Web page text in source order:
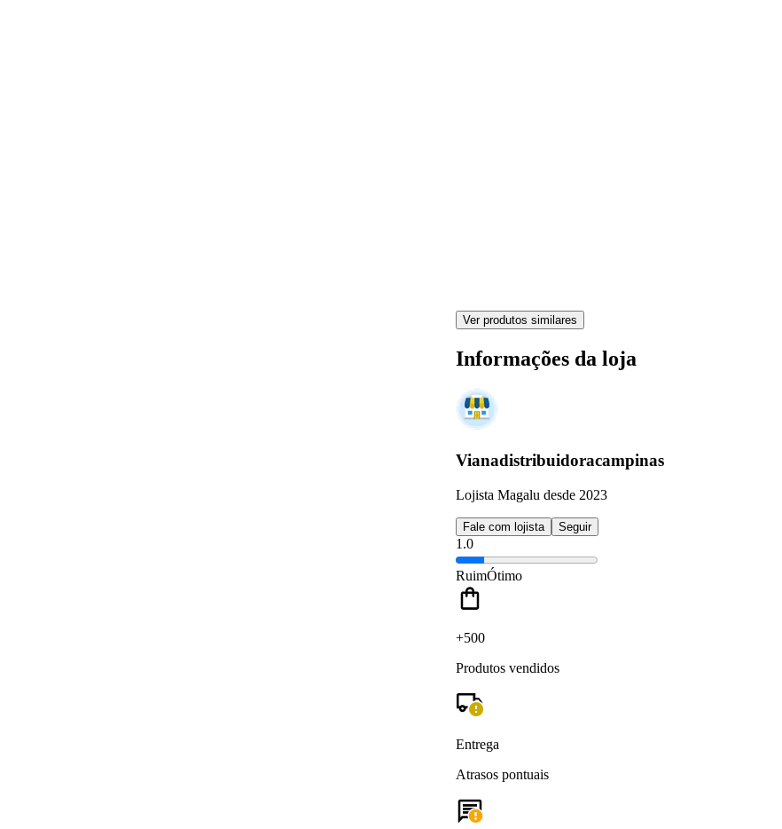
Ver produtos similares
Informações da loja
Vianadistribuidoracampinas
Lojista Magalu desde 2023
Fale com lojista Seguir
1.0
RuimÓtimo
+500
Produtos vendidos
Entrega
Atrasos pontuais